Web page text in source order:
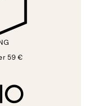
59 €